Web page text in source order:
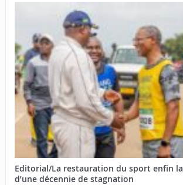
Editorial/La restauration du sport enfin
d’une décennie de stagnation